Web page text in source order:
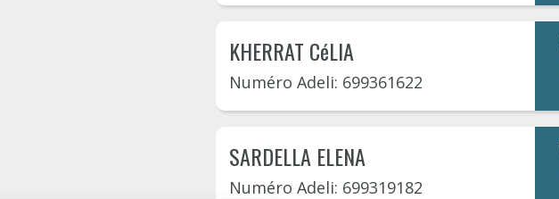
KHERRAT CéLIA
Numéro Adeli: 699361622
SARDELLA ELENA
Numéro Adeli: 699319182